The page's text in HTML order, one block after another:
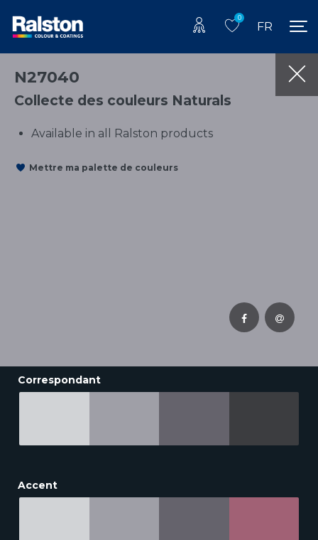
0
FR
N27040
Collecte des couleurs Naturals
Available in all Ralston products
Mettre ma palette de couleurs
Correspondant
Accent